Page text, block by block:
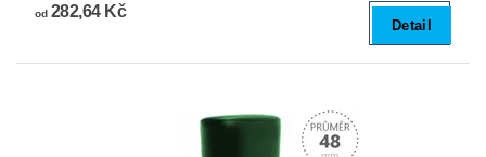
od282,64 Kč
Detail